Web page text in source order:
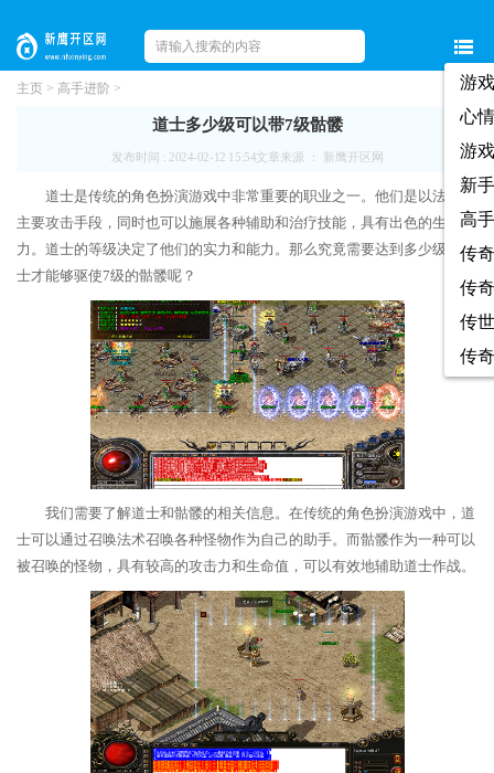
游
心
游
新
高
传
传
传
传
主页 > 高手进阶 >
道士多少级可以带7级骷髅
发布时间 : 2024-02-12 15:54文章来源 ： 新鹰开区网
道士是传统的角色扮演游戏中非常重要的职业之一。他们是以法术为
主要攻击手段，同时也可以施展各种辅助和治疗技能，具有出色的生存能
力。道士的等级决定了他们的实力和能力。那么究竟需要达到多少级的道
士才能够驱使7级的骷髅呢？
我们需要了解道士和骷髅的相关信息。在传统的角色扮演游戏中，道
士可以通过召唤法术召唤各种怪物作为自己的助手。而骷髅作为一种可以
被召唤的怪物，具有较高的攻击力和生命值，可以有效地辅助道士作战。